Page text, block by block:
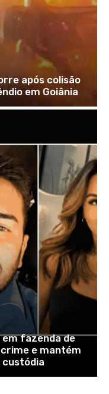
após colisão
em Goiânia
fazenda de
e mantém
custódia